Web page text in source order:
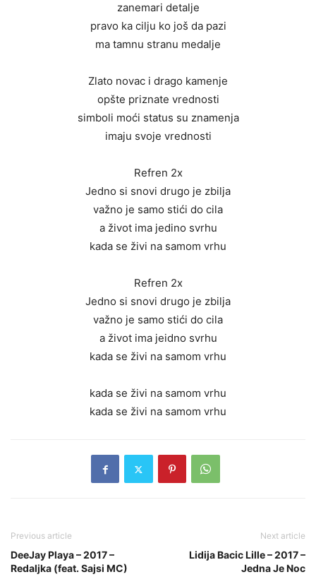
zanemari detalje
pravo ka cilju ko još da pazi
ma tamnu stranu medalje
Zlato novac i drago kamenje
opšte priznate vrednosti
simboli moći status su znamenja
imaju svoje vrednosti
Refren 2x
Jedno si snovi drugo je zbilja
važno je samo stići do cila
a život ima jedino svrhu
kada se živi na samom vrhu
Refren 2x
Jedno si snovi drugo je zbilja
važno je samo stići do cila
a život ima jeidno svrhu
kada se živi na samom vrhu
kada se živi na samom vrhu
kada se živi na samom vrhu
Previous article
DeeJay Playa – 2017 –
Redaljka (feat. Sajsi MC)
Next article
Lidija Bacic Lille – 2017 –
Jedna Je Noc